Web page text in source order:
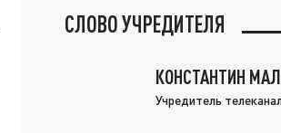
СЛОВО УЧРЕДИТЕЛЯ
КОНСТАНТИН
Учредитель